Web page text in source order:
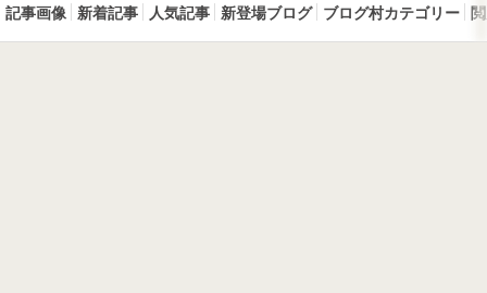
記事画像 新着記事 人気記事 新登場ブログ ブログ村カテゴリー